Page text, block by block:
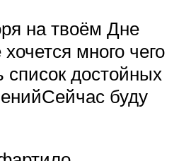
на твоём Дне
много чего
список достойных
буду